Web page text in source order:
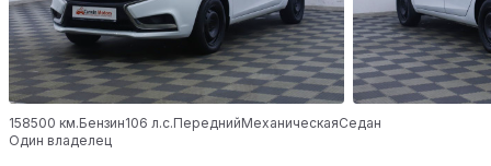
158500 км.Бензин106 л.с.ПереднийМеханическаяСедан
Один владелец